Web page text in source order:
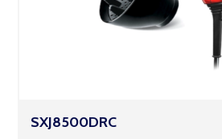
SXJ8500DRC